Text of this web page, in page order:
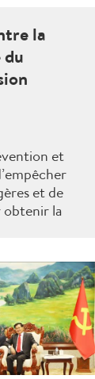
la
du
et
et de
obtenir la